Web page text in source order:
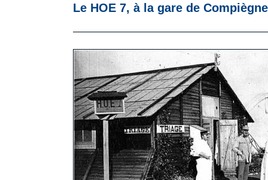
Le HOE 7, à la gare de Compiègne